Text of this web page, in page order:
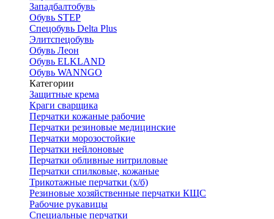
Западбалтобувь
Обувь STEP
Спецобувь Delta Plus
Элитспецобувь
Обувь Леон
Обувь ELKLAND
Обувь WANNGO
Категории
Защитные крема
Краги сварщика
Перчатки кожаные рабочие
Перчатки резиновые медицинские
Перчатки морозостойкие
Перчатки нейлоновые
Перчатки обливные нитриловые
Перчатки спилковые, кожаные
Трикотажные перчатки (х/б)
Резиновые хозяйственные перчатки КЩС
Рабочие рукавицы
Специальные перчатки